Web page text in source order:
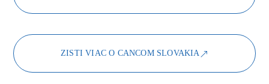
ZISTI VIAC O CANCOM SLOVAKIA